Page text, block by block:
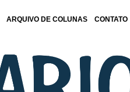
ARQUIVO DE COLUNAS CONTATO